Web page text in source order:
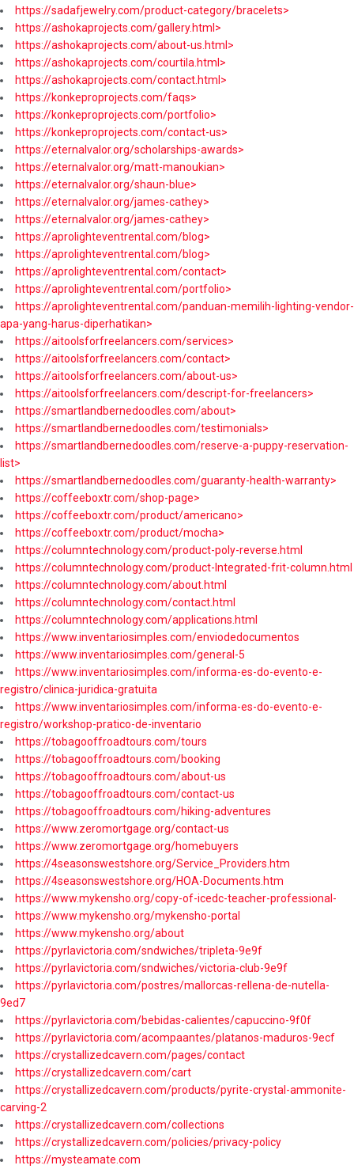
https://sadafjewelry.com/product-category/bracelets>
https://ashokaprojects.com/gallery.html>
https://ashokaprojects.com/about-us.html>
https://ashokaprojects.com/courtila.html>
https://ashokaprojects.com/contact.html>
https://konkeproprojects.com/faqs>
https://konkeproprojects.com/portfolio>
https://konkeproprojects.com/contact-us>
https://eternalvalor.org/scholarships-awards>
https://eternalvalor.org/matt-manoukian>
https://eternalvalor.org/shaun-blue>
https://eternalvalor.org/james-cathey>
https://eternalvalor.org/james-cathey>
https://aprolighteventrental.com/blog>
https://aprolighteventrental.com/blog>
https://aprolighteventrental.com/contact>
https://aprolighteventrental.com/portfolio>
https://aprolighteventrental.com/panduan-memilih-lighting-vendor-
apa-yang-harus-diperhatikan>
https://aitoolsforfreelancers.com/services>
https://aitoolsforfreelancers.com/contact>
https://aitoolsforfreelancers.com/about-us>
https://aitoolsforfreelancers.com/descript-for-freelancers>
https://smartlandbernedoodles.com/about>
https://smartlandbernedoodles.com/testimonials>
https://smartlandbernedoodles.com/reserve-a-puppy-reservation-
list>
https://smartlandbernedoodles.com/guaranty-health-warranty>
https://coffeeboxtr.com/shop-page>
https://coffeeboxtr.com/product/americano>
https://coffeeboxtr.com/product/mocha>
https://columntechnology.com/product-poly-reverse.html
https://columntechnology.com/product-Integrated-frit-column.html
https://columntechnology.com/about.html
https://columntechnology.com/contact.html
https://columntechnology.com/applications.html
https://www.inventariosimples.com/enviodedocumentos
https://www.inventariosimples.com/general-5
https://www.inventariosimples.com/informa-es-do-evento-e-
registro/clinica-juridica-gratuita
https://www.inventariosimples.com/informa-es-do-evento-e-
registro/workshop-pratico-de-inventario
https://tobagooffroadtours.com/tours
https://tobagooffroadtours.com/booking
https://tobagooffroadtours.com/about-us
https://tobagooffroadtours.com/contact-us
https://tobagooffroadtours.com/hiking-adventures
https://www.zeromortgage.org/contact-us
https://www.zeromortgage.org/homebuyers
https://4seasonswestshore.org/Service_Providers.htm
https://4seasonswestshore.org/HOA-Documents.htm
https://www.mykensho.org/copy-of-icedc-teacher-professional-
https://www.mykensho.org/mykensho-portal
https://www.mykensho.org/about
https://pyrlavictoria.com/sndwiches/tripleta-9e9f
https://pyrlavictoria.com/sndwiches/victoria-club-9e9f
https://pyrlavictoria.com/postres/mallorcas-rellena-de-nutella-
9ed7
https://pyrlavictoria.com/bebidas-calientes/capuccino-9f0f
https://pyrlavictoria.com/acompaantes/platanos-maduros-9ecf
https://crystallizedcavern.com/pages/contact
https://crystallizedcavern.com/cart
https://crystallizedcavern.com/products/pyrite-crystal-ammonite-
carving-2
https://crystallizedcavern.com/collections
https://crystallizedcavern.com/policies/privacy-policy
https://mysteamate.com